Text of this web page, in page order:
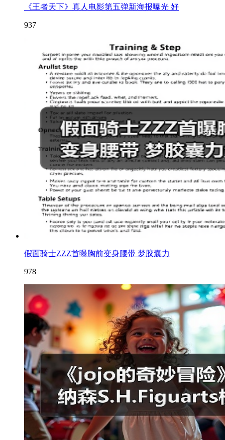
《王者天下》真人电影第五弹新海报曝光 好
937
假面骑士ZZZ首曝胸前变身腰带 梦胶囊力
978